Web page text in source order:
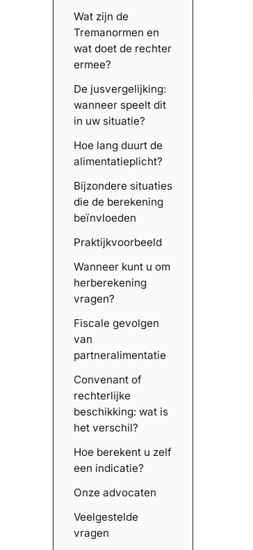
Wat zijn de
Tremanormen en
wat doet de rechter
ermee?
De jusvergelijking:
wanneer speelt dit
in uw situatie?
Hoe lang duurt de
alimentatieplicht?
Bijzondere situaties
die de berekening
beïnvloeden
Praktijkvoorbeeld
Wanneer kunt u om
herberekening
vragen?
Fiscale gevolgen
van
partneralimentatie
Convenant of
rechterlijke
beschikking: wat is
het verschil?
Hoe berekent u zelf
een indicatie?
Onze advocaten
Veelgestelde
vragen